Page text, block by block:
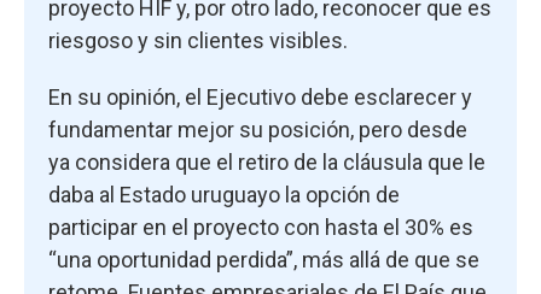
proyecto HIF y, por otro lado, reconocer que es
riesgoso y sin clientes visibles.
En su opinión, el Ejecutivo debe esclarecer y
fundamentar mejor su posición, pero desde
ya considera que el retiro de la cláusula que le
daba al Estado uruguayo la opción de
participar en el proyecto con hasta el 30% es
“una oportunidad perdida”, más allá de que se